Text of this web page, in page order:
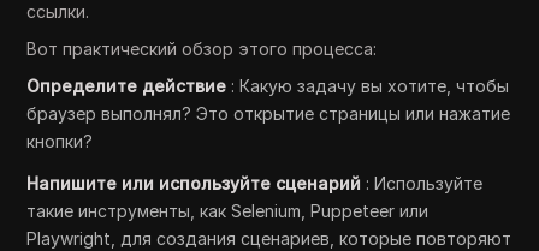
ссылки.
Вот практический обзор этого процесса:
Определите действие : Какую задачу вы хотите, чтобы
браузер выполнял? Это открытие страницы или нажатие
кнопки?
Напишите или используйте сценарий : Используйте
такие инструменты, как Selenium, Puppeteer или
Playwright, для создания сценариев, которые повторяют